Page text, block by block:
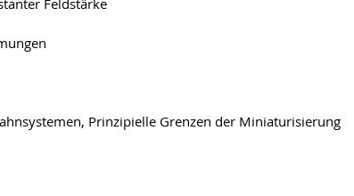
Feldstärke
Prinzipielle Grenzen der Miniaturisierung